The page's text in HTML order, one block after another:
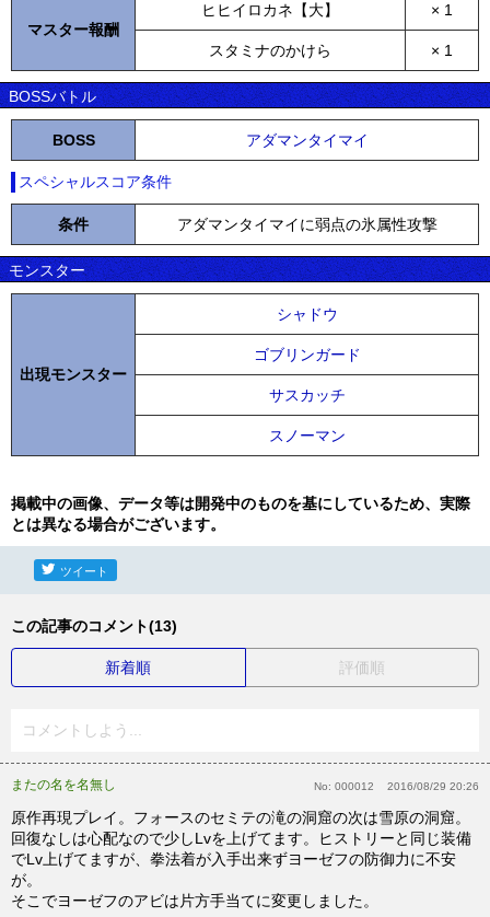
マスター報酬
ヒヒイロカネ【大】 × 1
スタミナのかけら × 1
BOSSバトル
BOSS アダマンタイマイ
スペシャルスコア条件
条件 アダマンタイマイに弱点の氷属性攻撃
モンスター
出現モンスター
シャドウ
ゴブリンガード
サスカッチ
スノーマン
掲載中の画像、データ等は開発中のものを基にしているため、実際
とは異なる場合がございます。
ツイート
この記事のコメント(13)
新着順 評価順
コメントしよう...
またの名を名無し No: 000012 2016/08/29 20:26
原作再現プレイ。フォースのセミテの滝の洞窟の次は雪原の洞窟。
回復なしは心配なので少しLvを上げてます。ヒストリーと同じ装備
でLv上げてますが、拳法着が入手出来ずヨーゼフの防御力に不安
が。
そこでヨーゼフのアビは片方手当てに変更しました。